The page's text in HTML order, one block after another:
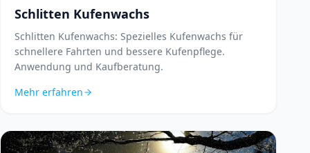
Schlitten Kufenwachs
Schlitten Kufenwachs: Spezielles Kufenwachs für
schnellere Fahrten und bessere Kufenpflege.
Anwendung und Kaufberatung.
Mehr erfahren